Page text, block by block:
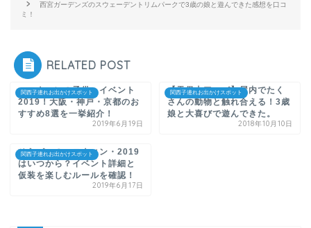
西宮ガーデンズのスウェーデントリムパークで3歳の娘と遊んできた感想を口コ
ミ！
RELATED POST
関西子連れお出かけスポット
ハロウィンの子供・イベント
2019！大阪・神戸・京都のお
すすめ8選を一挙紹介！
2019年6月19日
関西子連れお出かけスポット
【天保山アニパ】屋内でたく
さんの動物と触れ合える！3歳
娘と大喜びで遊んできた。
2018年10月10日
関西子連れお出かけスポット
ひらパーのハロウィン・2019
はいつから？イベント詳細と
仮装を楽しむルールを確認！
2019年6月17日